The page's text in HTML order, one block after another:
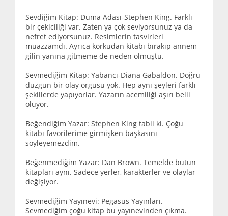
Sevdiğim Kitap: Duma Adası-Stephen King. Farklı
bir çekiciliği var. Zaten ya çok seviyorsunuz ya da
nefret ediyorsunuz. Resimlerin tasvirleri
muazzamdı. Ayrıca korkudan kitabı bırakıp annem
gilin yanına gitmeme de neden olmuştu.
Sevmediğim Kitap: Yabancı-Diana Gabaldon. Doğru
düzgün bir olay örgüsü yok. Hep aynı şeyleri farklı
şekillerde yapıyorlar. Yazarın acemiliği aşırı belli
oluyor.
Beğendiğim Yazar: Stephen King tabii ki. Çoğu
kitabı favorilerime girmişken başkasını
söyleyemezdim.
Beğenmediğim Yazar: Dan Brown. Temelde bütün
kitapları aynı. Sadece yerler, karakterler ve olaylar
değişiyor.
Sevmediğim Yayınevi: Pegasus Yayınları.
Sevmediğim çoğu kitap bu yayınevinden çıkma.